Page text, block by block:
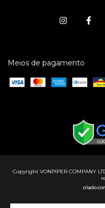
Meios de pagamento
Copyright VONPIPER COMPANY